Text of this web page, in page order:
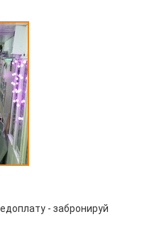
- забронируй